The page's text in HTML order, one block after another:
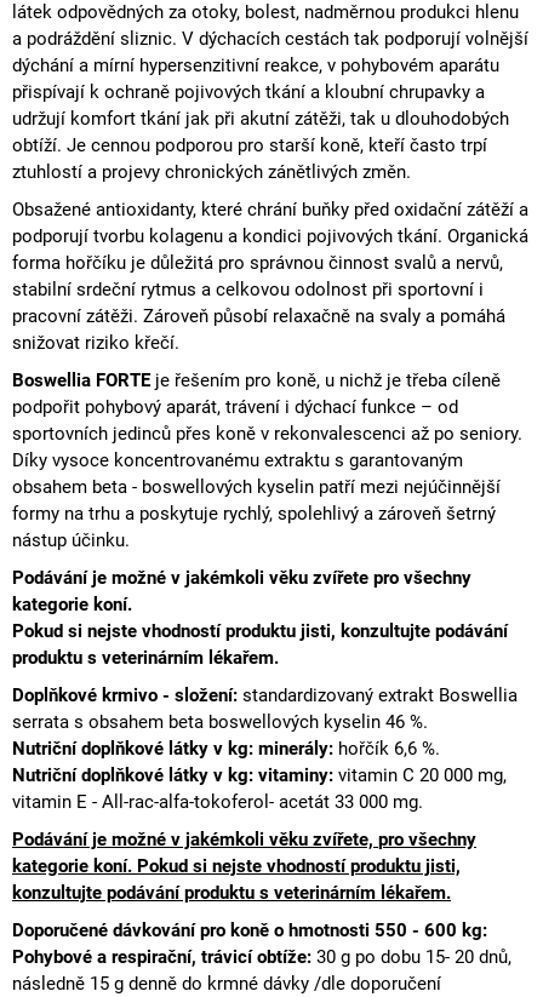
látek odpovědných za otoky, bolest, nadměrnou produkci hlenu
a podráždění sliznic. V dýchacích cestách tak podporují volnější
dýchání a mírní hypersenzitivní reakce, v pohybovém aparátu
přispívají k ochraně pojivových tkání a kloubní chrupavky a
udržují komfort tkání jak při akutní zátěži, tak u dlouhodobých
obtíží. Je cennou podporou pro starší koně, kteří často trpí
ztuhlostí a projevy chronických zánětlivých změn.
Obsažené antioxidanty, které chrání buňky před oxidační zátěží a
podporují tvorbu kolagenu a kondici pojivových tkání. Organická
forma hořčíku je důležitá pro správnou činnost svalů a nervů,
stabilní srdeční rytmus a celkovou odolnost při sportovní i
pracovní zátěži. Zároveň působí relaxačně na svaly a pomáhá
snižovat riziko křečí.
Boswellia FORTEje řešením pro koně, u nichž je třeba cíleně
podpořit pohybový aparát, trávení i dýchací funkce – od
sportovních jedinců přes koně v rekonvalescenci až po seniory.
Díky vysoce koncentrovanému extraktu s garantovaným
obsahem beta - boswellových kyselin patří mezi nejúčinnější
formy na trhu a poskytuje rychlý, spolehlivý a zároveň šetrný
nástup účinku.
Podávání je možné v jakémkoli věku zvířete pro všechny
kategorie koní.
Pokud si nejste vhodností produktu jisti, konzultujte podávání
produktu s veterinárním lékařem.
Doplňkové krmivo - složení: standardizovaný extrakt Boswellia
serrata s obsahem beta boswellových kyselin 46 %.
Nutričnídoplňkové látky v kg: minerály: hořčík 6,6 %.
Nutriční doplňkové látky v kg: vitaminy: vitamin C 20 000 mg,
vitamin E - All-rac-alfa-tokoferol - acetát 33 000 mg.
Podávání je možné v jakémkoli věku zvířete, pro všechny
kategorie koní. Pokud si nejste vhodností produktu jisti,
konzultujte podávání produktu s veterinárním lékařem.
Doporučené dávkování pro koně o hmotnosti 550 - 600 kg:
Pohybové a respirační, trávicí obtíže: 30 g po dobu 15- 20 dnů,
následně 15 g denně do krmné dávky /dle doporučení